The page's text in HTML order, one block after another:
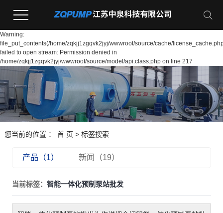
Warning:
file_put_contents(/home/zqkjj1zgqvk2jyj/wwwroot/source/cache/
failed to open stream: Permission denied in
/home/zqkjj1zgqvk2jyj/wwwroot/source/model/api.class.php on line 217
您当前的位置 ： 首 页 > 标签搜索
产品（1） 新闻（19）
当前标签： 智能一体化预制泵站批发